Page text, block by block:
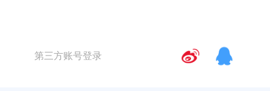
第三方账号登录